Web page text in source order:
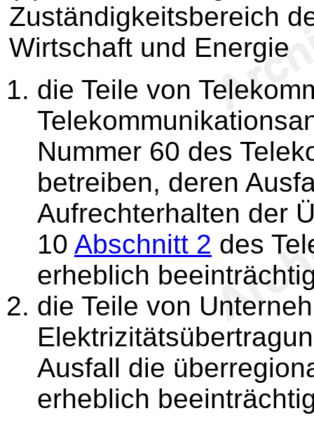
Zuständigkeitsbereich
Wirtschaft und Energie
die Teile von
Nummer 60 des
betreiben, deren
Aufrechterhalten der
10 Abschnitt 2 des
erheblich
die Teile von
Ausfall die
erheblich